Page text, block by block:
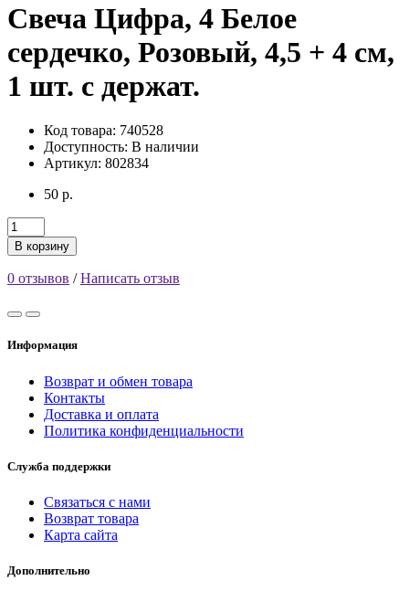
Свеча Цифра, 4 Белое
сердечко, Розовый, 4,5 + 4 см,
1 шт. с держат.
Код товара: 740528
Доступность: В наличии
Артикул: 802834
50 р.
В корзину
0 отзывов /Написать отзыв
Информация
Возврат и обмен товара
Контакты
Доставка и оплата
Политика конфиденциальности
Служба поддержки
Связаться с нами
Возврат товара
Карта сайта
Дополнительно